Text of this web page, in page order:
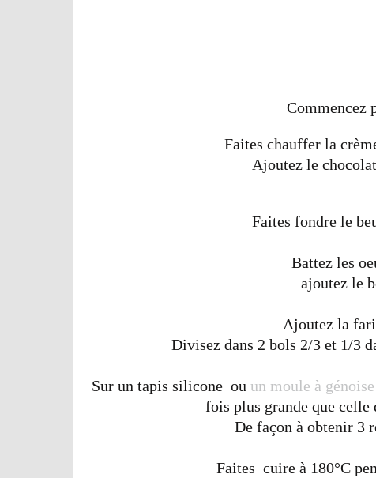
Commencez
Faites chauffer la
Ajoutez le
Faites fondre le
Battez les
ajoutez le
Ajoutez la
Divisez dans 2 bols 2/3 et 1/3
Sur un tapis silicone ou un moule à génoise
fois plus grande que celle
De façon à obtenir 3
Faites cuire à 180°C